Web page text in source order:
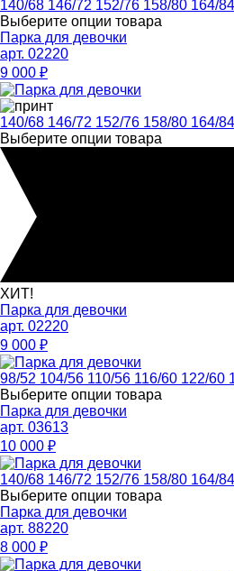
140/68 146/72 152/76 158/80 164/84
Выберите опции товара
Парка для девочки
арт. 02220
9 000 ₽
140/68 146/72 152/76 158/80 164/84
Выберите опции товара
ХИТ!
Парка для девочки
арт. 02220
9 000 ₽
98/52 104/56 110/56 116/60 122/60
Выберите опции товара
Парка для девочки
арт. 03613
10 000 ₽
140/68 146/72 152/76 158/80 164/84
Выберите опции товара
Парка для девочки
арт. 88220
8 000 ₽